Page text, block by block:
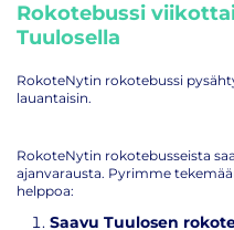
Rokotebussi
Tuulosella
RokoteNytin rokotebussi
lauantaisin.
RokoteNytin rokotebusseista
ajanvarausta. Pyrimme
helppoa:
Saavu Tuulosen